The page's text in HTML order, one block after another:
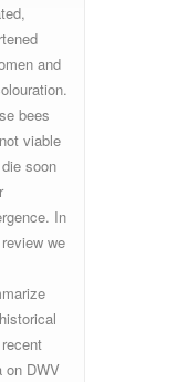
and
bees
viable
soon
In
we
on DWV